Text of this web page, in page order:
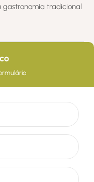
tradicional